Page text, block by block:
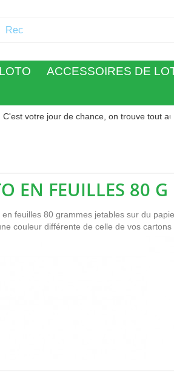
ACCESSOIRES DE
votre jour de chance, on trouve tout au
EN FEUILLES 80 G
feuilles 80 grammes jetables sur du
couleur différente de celle de vos cartons